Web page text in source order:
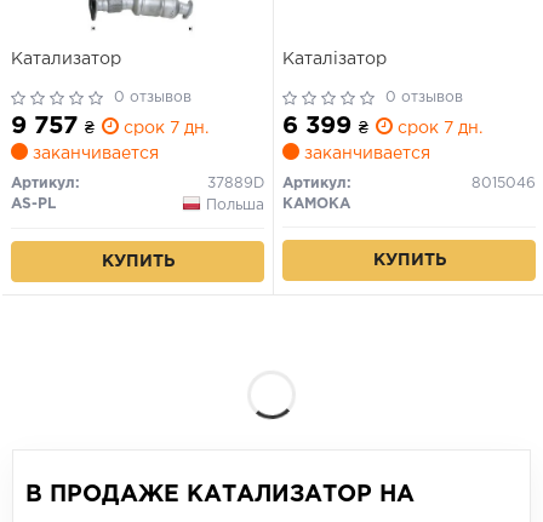
Катализатор
0 отзывов
9 757 ₴
срок 7 дн.
заканчивается
Артикул:
37889D
AS-PL
Польша
КУПИТЬ
Каталізатор
0 отзывов
6 399 ₴
срок 7 дн.
заканчивается
Артикул:
8015046
KAMOKA
КУПИТЬ
В ПРОДАЖЕ КАТАЛИЗАТОР НА